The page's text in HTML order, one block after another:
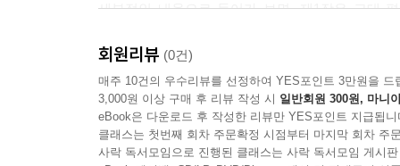
르게 이해할 수 없다.’라는 이야기다. 따라서 지성
--- 「이슬람 철학에서 온 아리스토텔레스의 역습
이성적·능동적이라는 말은 보통 긍정적인 의미를
의 수용’이라는 신비주의의 문맥에서는 오히려
세부적인 내용으로 들어가 보면, 제1장은 고대
시기에는 자연철학과 형이상학을 대립축으로
하나로 융합되었던 시대로 초기에는 이집트를
확대되었다. 르네상스기에는 이탈리아가 주요 무
제3장 근대 철학의 무대는 그리스와 로마를 떠
회원리뷰 (0건)
매주 10건의 우수리뷰를 선정하여 YES포인트 3만원을 드
3,000원 이상 구매 후 리뷰 작성 시 일반회원 300원, 마니
eBook은 다운로드 후 작성한 리뷰만 YES포인트 지급됩니
클래스는 첫번째 회차 주문확정 시점부터 마지막 회차 주
사락 독서모임으로 진행된 클래스는 사락 독서모임 게시